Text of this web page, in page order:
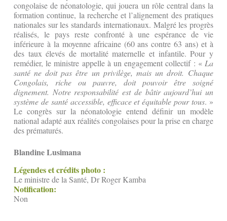
congolaise de néonatologie, qui jouera un rôle central dans la
formation continue, la recherche et l’alignement des pratiques
nationales sur les standards internationaux. Malgré les progrès
réalisés, le pays reste confronté à une espérance de vie
inférieure à la moyenne africaine (60 ans contre 63 ans) et à
des taux élevés de mortalité maternelle et infantile. Pour y
remédier, le ministre appelle à un engagement collectif : « La
santé ne doit pas être un privilège, mais un droit. Chaque
Congolais, riche ou pauvre, doit pouvoir être soigné
dignement. Notre responsabilité est de bâtir aujourd’hui un
système de santé accessible, efficace et équitable pour tous. »
Le congrès sur la néonatologie entend définir un modèle
national adapté aux réalités congolaises pour la prise en charge
des prématurés.
Blandine Lusimana
Légendes et crédits photo :
Le ministre de la Santé, Dr Roger Kamba
Notification:
Non